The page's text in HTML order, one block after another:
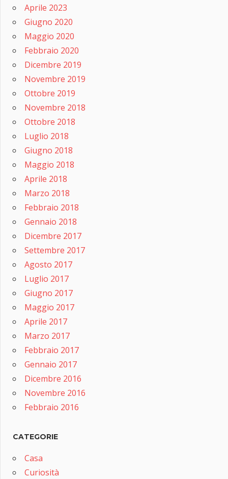
Aprile 2023
Giugno 2020
Maggio 2020
Febbraio 2020
Dicembre 2019
Novembre 2019
Ottobre 2019
Novembre 2018
Ottobre 2018
Luglio 2018
Giugno 2018
Maggio 2018
Aprile 2018
Marzo 2018
Febbraio 2018
Gennaio 2018
Dicembre 2017
Settembre 2017
Agosto 2017
Luglio 2017
Giugno 2017
Maggio 2017
Aprile 2017
Marzo 2017
Febbraio 2017
Gennaio 2017
Dicembre 2016
Novembre 2016
Febbraio 2016
CATEGORIE
Casa
Curiosità